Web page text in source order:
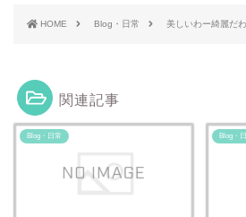
HOME Blog・日常 美しいわー綺麗だ
関連記事
Blog・日常 Blog・